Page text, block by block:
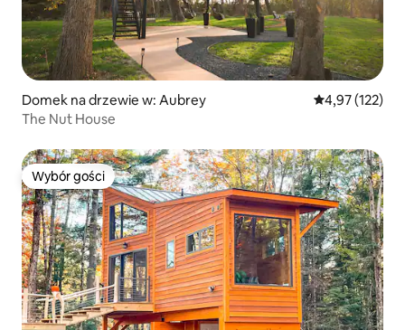
Domek na drzewie w: Aubrey Średnia
4,97 (122)
The Nut House
Wybór gości
Wybór gości